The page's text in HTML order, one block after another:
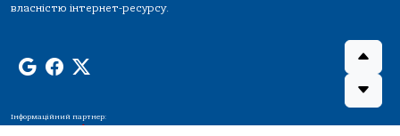
власністю інтернет-ресурсу.
Інформаційний партнер: